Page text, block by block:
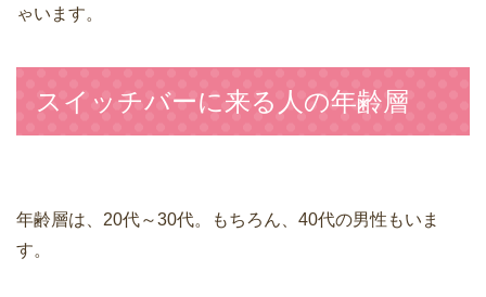
ゃいます。
スイッチバーに来る人の年齢層
年齢層は、20代～30代。もちろん、40代の男性もいま
す。